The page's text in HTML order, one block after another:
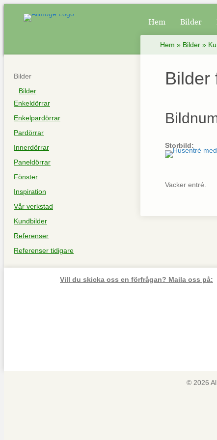
Hem Bilder
Bilder
Bilder
Enkeldörrar
Enkelpardörrar
Pardörrar
Innerdörrar
Paneldörrar
Fönster
Inspiration
Vår verkstad
Kundbilder
Referenser
Referenser tidigare
Hem » Bilder»
Bilder
Storbild:
Vacker entré.
Vill du skicka oss en förfrågan? Maila oss på:
© 2026